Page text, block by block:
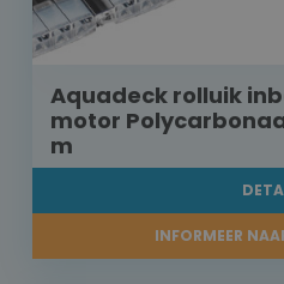
Aquadeck rolluik
motor
m
INFORMEER